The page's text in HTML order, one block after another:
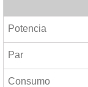
Potencia
Par
Consumo